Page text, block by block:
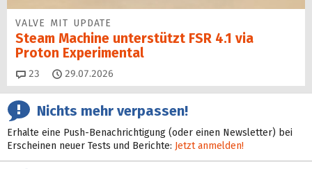
VALVE MIT UPDATE
Steam Machine unterstützt FSR 4.1 via
Proton Experimental
23 Kommentare
29.07.2026
Nichts mehr verpassen!
Erhalte eine Push-Benachrichtigung (oder einen Newsletter) bei
Erscheinen neuer Tests und Berichte: Jetzt anmelden!